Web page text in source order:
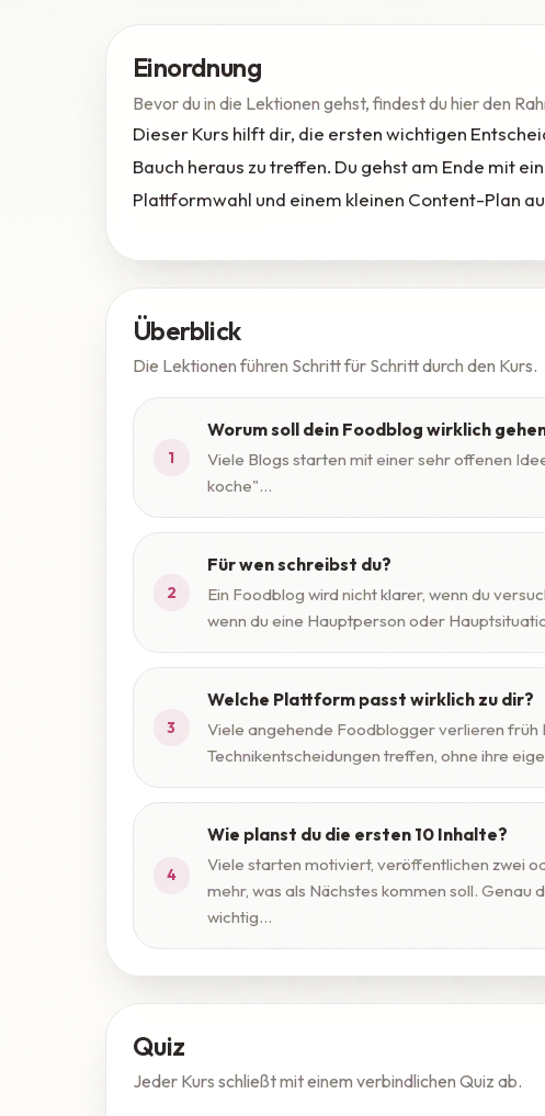
Einordnung
Bevor du in die Lektionen gehst, findest du hier den
Dieser Kurs hilft dir, die ersten wichtigen
Bauch heraus zu treffen. Du gehst am Ende mit
Plattformwahl und einem kleinen Content-Plan
Überblick
Die Lektionen führen Schritt für Schritt durch den Kurs.
1
Worum soll dein Foodblog wirklich
Viele Blogs starten mit einer sehr offenen
koche"...
2
Für wen schreibst du?
Ein Foodblog wird nicht klarer, wenn du
wenn du eine Hauptperson oder
3
Welche Plattform passt wirklich zu dir?
Viele angehende Foodblogger verlieren früh
Technikentscheidungen treffen, ohne ihre
4
Wie planst du die ersten 10 Inhalte?
Viele starten motiviert, veröffentlichen zwei
mehr, was als Nächstes kommen soll. Genau
wichtig...
Quiz
Jeder Kurs schließt mit einem verbindlichen Quiz ab.